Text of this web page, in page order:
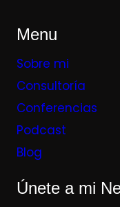
Menu
Sobre mi
Consultoría
Conferencias
Podcast
Blog
Únete a mi